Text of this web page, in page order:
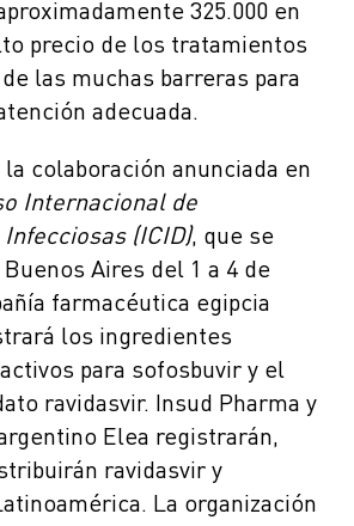
325.000 en
precio de los tratamientos
las muchas barreras para
adecuada.
colaboración anunciada en
Internacional de
(ICID), que se
Aires del 1 a 4 de
farmacéutica egipcia
los ingredientes
para sofosbuvir y el
ravidasvir. Insud Pharma y
Elea registrarán,
ravidasvir y
La organización